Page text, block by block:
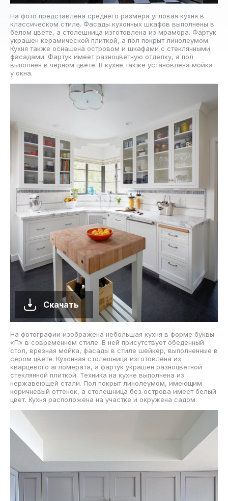
На фото представлена среднего размера угловая кухня в
классическом стиле. Фасады кухонных шкафов выполнены в
белом цвете, а столешница изготовлена из мрамора. Фартук
украшен керамической плиткой, а пол покрыт линолеумом.
Кухня также оснащена островом и шкафами с стеклянными
фасадами. Фартук имеет разноцветную отделку, а пол
выполнен в черном цвете. В кухне также установлена мойка
у окна.
Скачать
На фотографии изображена небольшая кухня в форме буквы
«П» в современном стиле. В ней присутствует обеденный
стол, врезная мойка, фасады в стиле шейкер, выполненные в
сером цвете. Кухонная столешница изготовлена из
кварцевого агломерата, а фартук украшен разноцветной
стеклянной плиткой. Техника на кухне выполнена из
нержавеющей стали. Пол покрыт линолеумом, имеющим
коричневый оттенок, а столешница без острова имеет белый
цвет. Кухня расположена на участке и окружена садом.